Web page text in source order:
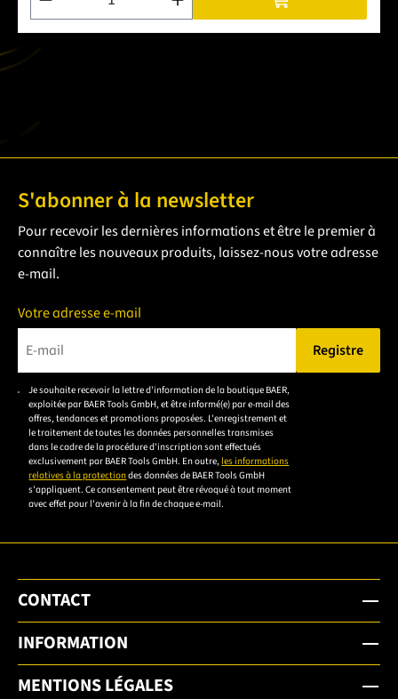
S'abonner à la newsletter
Pour recevoir les dernières informations et être le premier à
connaître les nouveaux produits, laissez-nous votre adresse
e-mail.
Votre adresse e-mail
Veuillez saisir une adresse e-mail valide.
Registre
Je souhaite recevoir la lettre d'information de la boutique BAER,
exploitée par BAER Tools GmbH, et être informé(e) par e-mail des
offres, tendances et promotions proposées. L'enregistrement et
le traitement de toutes les données personnelles transmises
dans le cadre de la procédure d'inscription sont effectués
exclusivement par BAER Tools GmbH. En outre, les informations
relatives à la protectiondes données de BAER Tools GmbH
s'appliquent. Ce consentement peut être révoqué à tout moment
avec effet pour l'avenir à la fin de chaque e-mail.
CONTACT
INFORMATION
MENTIONS LÉGALES